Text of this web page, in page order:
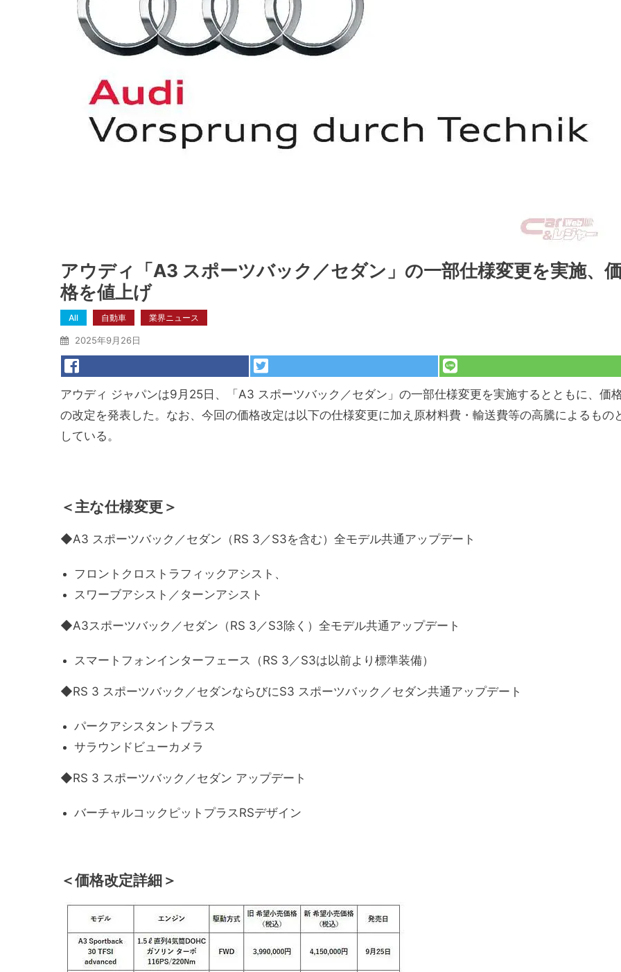
アウディ「A3 スポーツバック／セダン」の一部仕様変更を実施、
格を値上げ
All 自動車 業界ニュース
2025年9月26日
アウディ ジャパンは9月25日、「A3 スポーツバック／セダン」の一部仕様変更を実施するとともに、価
の改定を発表した。なお、今回の価格改定は以下の仕様変更に加え原材料費・輸送費等の高騰によるもの
している。
＜主な仕様変更＞
◆A3 スポーツバック／セダン（RS 3／S3を含む）全モデル共通アップデート
フロントクロストラフィックアシスト、
スワーブアシスト／ターンアシスト
◆A3スポーツバック／セダン（RS 3／S3除く）全モデル共通アップデート
スマートフォンインターフェース（RS 3／S3は以前より標準装備）
◆RS 3 スポーツバック／セダンならびにS3 スポーツバック／セダン共通アップデート
パークアシスタントプラス
サラウンドビューカメラ
◆RS 3 スポーツバック／セダン アップデート
バーチャルコックピットプラスRSデザイン
＜価格改定詳細＞